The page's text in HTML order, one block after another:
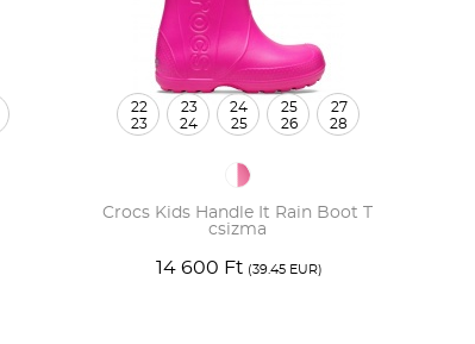
Crocs Kids Handle It Rain Boot T
csizma
14 600 Ft (39.45 EUR)
22
23
23
24
24
25
25
26
27
28